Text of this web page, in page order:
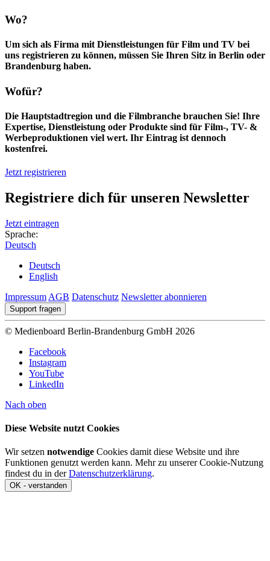
Wo?
Um sich als Firma mit Dienstleistungen für Film und TV bei
uns registrieren zu können, müssen Sie Ihren Sitz in Berlin oder
Brandenburg haben.
Wofür?
Die Hauptstadtregion und die Filmbranche brauchen Sie! Ihre
Expertise, Dienstleistung oder Produkte sind für Film-, TV- &
Werbeproduktionen viel wert. Ihr Eintrag ist dennoch
kostenfrei.
Jetzt registrieren
Registriere dich für unseren Newsletter
Jetzt eintragen
Sprache:
Deutsch
Deutsch
English
Impressum AGB Datenschutz Newsletter abonnieren
Support fragen
© Medienboard Berlin-Brandenburg GmbH 2026
Facebook
Instagram
YouTube
LinkedIn
Nach oben
Diese Website nutzt Cookies
Wir setzen notwendige Cookies damit diese Website und ihre
Funktionen genutzt werden kann. Mehr zu unserer Cookie-Nutzung
findest du in derDatenschutzerklärung.
OK - verstanden